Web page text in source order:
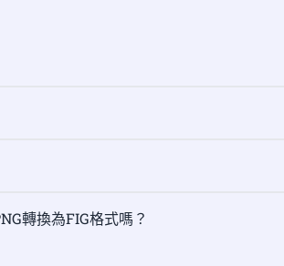
轉換為FIG格式嗎？